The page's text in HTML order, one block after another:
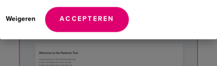
Weigeren ACCEPTEREN